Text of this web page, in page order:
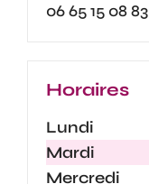
06 65 15 08 83
Horaires
Lundi
Mardi
Mercredi